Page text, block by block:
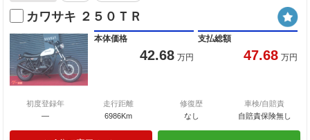
カワサキ ２５０ＴＲ
本体価格
42.68 万円
支払総額
47.68 万円
初度登録年
―
走行距離
6986Km
修復歴
なし
車検/自賠責
自賠責保険無し